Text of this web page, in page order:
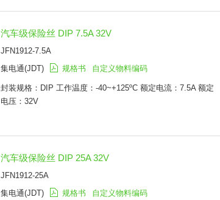
汽车级保险丝 DIP 7.5A 32V
JFN1912-7.5A
集电通(JDT)
规格书 自定义物料编码
封装规格：DIP 工作温度：-40~+125ºC 额定电流：7.5A 额定
电压：32V
汽车级保险丝 DIP 25A 32V
JFN1912-25A
集电通(JDT)
规格书 自定义物料编码